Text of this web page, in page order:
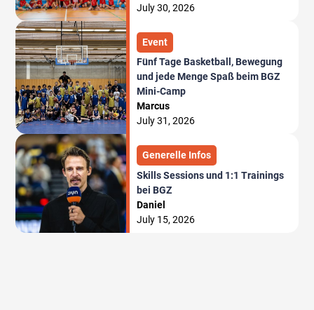
July 30, 2026
Event
Fünf Tage Basketball, Bewegung
und jede Menge Spaß beim BGZ
Mini-Camp
Marcus
July 31, 2026
Generelle Infos
Skills Sessions und 1:1 Trainings
bei BGZ
Daniel
July 15, 2026